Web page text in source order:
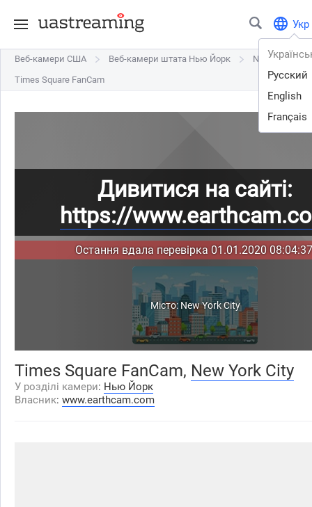
Укр
Русский
English
Français
Веб-камери США Веб-камери штата Нью Йорк
New York City
Times Square FanCam
Веб-камери США Веб-камери штата Нью Йорк
New York City
Times Square FanCam
Дивитися на сайті:
https://
Остання вдала перевірка 01.01.2020
Місто: New York City
Times Square FanCam, New York City
У розділі камери: Нью Йорк
Власник: www.earthcam.com